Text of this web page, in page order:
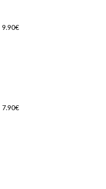
9.90€
7.90€